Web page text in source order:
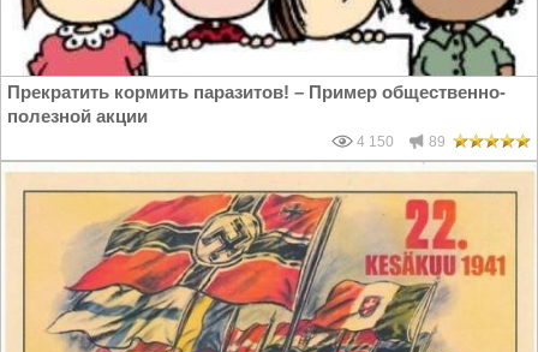
Прекратить кормить паразитов! – Пример общественно-
полезной акции
4 150 89